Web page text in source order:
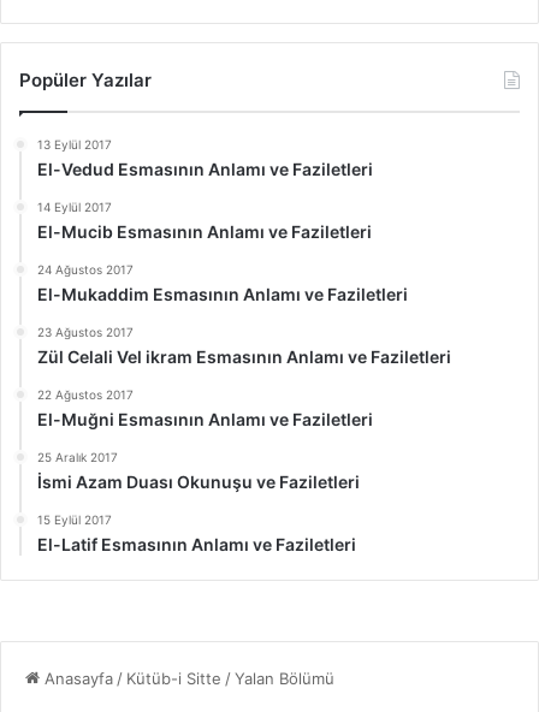
Popüler Yazılar
13 Eylül 2017
El-Vedud Esmasının Anlamı ve Faziletleri
14 Eylül 2017
El-Mucib Esmasının Anlamı ve Faziletleri
24 Ağustos 2017
El-Mukaddim Esmasının Anlamı ve Faziletleri
23 Ağustos 2017
Zül Celali Vel ikram Esmasının Anlamı ve Faziletleri
22 Ağustos 2017
El-Muğni Esmasının Anlamı ve Faziletleri
25 Aralık 2017
İsmi Azam Duası Okunuşu ve Faziletleri
15 Eylül 2017
El-Latif Esmasının Anlamı ve Faziletleri